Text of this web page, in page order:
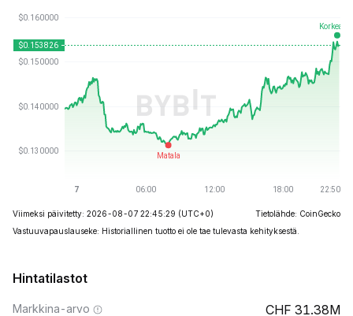
Viimeksi päivitetty: 2026-08-07 22:45:29 (UTC+0)
Tietolähde: CoinGecko
Vastuuvapauslauseke: Historiallinen tuotto ei ole tae tulevasta kehityksestä.
Hintatilastot
Markkina-arvo 31.38M